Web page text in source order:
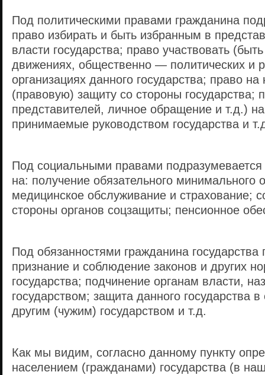
Под политическими правами гражданина
право избирать и быть избранным в
власти государства; право участвовать
движениях, общественно — политических и
организациях данного государства; право
(правовую) защиту со стороны государства;
представителей, личное обращение и т.д.)
принимаемые руководством государства и
Под социальными правами
на: получение обязательного минимального
медицинское обслуживание и страхование;
стороны органов соцзащиты; пенсионное
Под обязанностями гражданина государства
признание и соблюдение законов и других
государства; подчинение органам власти,
государством; защита данного государства
другим (чужим) государством и т.д.
Как мы видим, согласно данному пункту
населением (гражданами) государства (в